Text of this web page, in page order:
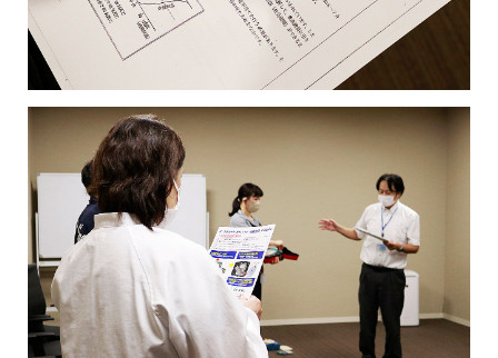
株式会社カーチョイス
株式会社COMMON
株式会社UNITY
一般社団法人シニアミール協会
株式会社HAND
株式会社ライクイット
株式会社ファミリア
株式会社NEXT
株式会社make better
株式会社ピース
株式会社YAMATO Asia
株式会社Anniversary
カーチョイス・レンタカーサービス株式会社
株式会社AKKO
株式会社プラスぽぽぽ
特定非営利活動法人ホームホスピスこまつ
一般社団法人日本うんこ文化学会
トータルライフスタイル創造事業
農業法人の運営・管理事業
加工製造事業
フードサービス事業
コミュニティ事業
リサーチ・アンド・デベロップメント事業
食品の品質・衛生管理トータルサポート事業
ロジスティクス事業
レンタカーサービス事業
福祉就労支援事業
インシュアランス事業
資格認定事業
グローバル・ネットワーク事業
CSR
健康経営の取り組みについて
採用情報